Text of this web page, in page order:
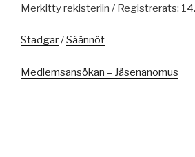
Merkitty rekisteriin / Registrerats:
Stadgar/Säännöt
Medlemsansökan – Jäsenanomus